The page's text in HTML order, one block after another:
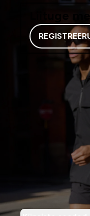
Liituge